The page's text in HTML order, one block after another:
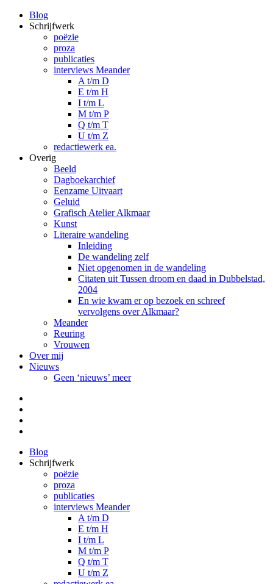
Blog
Schrijfwerk
poëzie
proza
publicaties
interviews Meander
A t/m D
E t/m H
I t/m L
M t/m P
Q t/m T
U t/m Z
redactiewerk ea.
Overig
Beeld
Dagboekarchief
Eenzame Uitvaart
Geluid
Grafisch Atelier Alkmaar
Kunst
Literaire wandeling
Inleiding
De wandeling zelf
Niet opgenomen in de wandeling
Citaten uit Tussen droom en daad in Dubbelstad,
2004
En wie kwam er op bezoek en schreef
vervolgens over Alkmaar?
Meander
Reuring
Vrouwen
Over mij
Nieuws
Geen ‘nieuws’ meer
Blog
Schrijfwerk
poëzie
proza
publicaties
interviews Meander
A t/m D
E t/m H
I t/m L
M t/m P
Q t/m T
U t/m Z